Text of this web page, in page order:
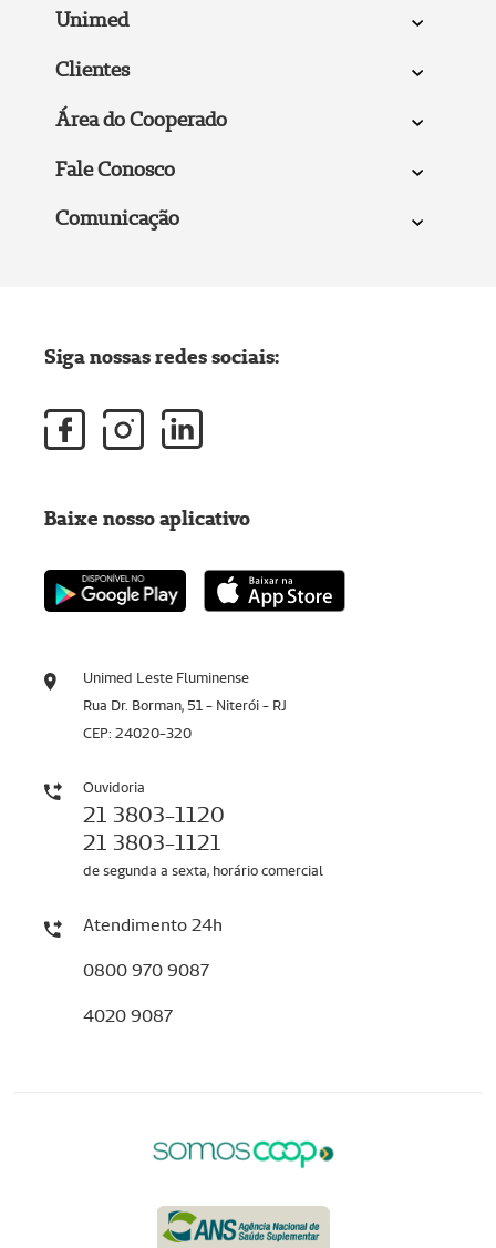
Unimed
Clientes
Área do Cooperado
Fale Conosco
Comunicação
Unimed Leste Fluminense
Rua Dr. Borman, 51 - Niterói - RJ
CEP: 24020-320
Ouvidoria
21 3803-1120
21 3803-1121
de segunda a sexta, horário comercial
Atendimento 24h
0800 970 9087
4020 9087
Siga nossas redes sociais:
Baixe nosso aplicativo